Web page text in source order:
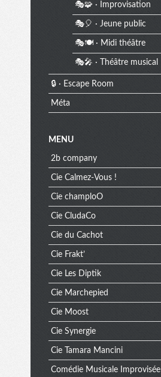
🎭🧩 · Improvisation
🎭🎈 · Jeune public
🎭🍽️ · Midi théâtre
🎭🎤 · Théâtre musical
🔒 · Escape Room
Méta
MENU
2b company
Cie Calmez-Vous !
Cie champloO
Cie CludaCo
Cie du Cachot
Cie Frakt’
Cie Les Diptik
Cie Marchepied
Cie Moost
Cie Synergie
Cie Tamara Mancini
Comédie Musicale Improvisée